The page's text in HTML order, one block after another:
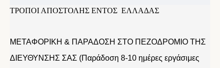
ΤΡΟΠΟΙ ΑΠΟΣΤΟΛΗΣ ΕΝΤΟΣ ΕΛΛΑΔΑΣ
ΜΕΤΑΦΟΡΙΚΗ & ΠΑΡΑΔΟΣΗ ΣΤΟ ΠΕΖΟΔΡΟΜΙΟ ΤΗΣ
ΔΙΕΥΘΥΝΣΗΣ ΣΑΣ (Παράδοση 8-10 ημέρες εργάσιμες